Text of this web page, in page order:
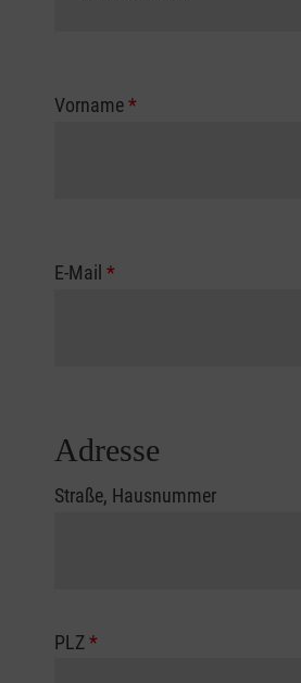
Vorname*
E-Mail *
Adresse
Straße, Hausnummer
PLZ*